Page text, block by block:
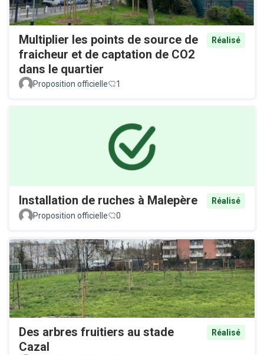
Multiplier les points de source de
fraicheur et de captation de CO2
dans le quartier
Réalisé
Proposition officielle 1
Installation de ruches à Malepère
Réalisé
Proposition officielle
0
Des arbres fruitiers au stade
Cazal
Réalisé